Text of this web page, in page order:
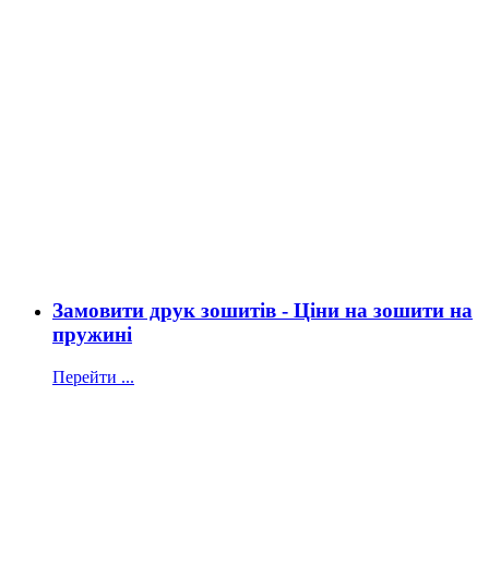
Замовити друк зошитів - Ціни на зошити на
пружині
Перейти ...